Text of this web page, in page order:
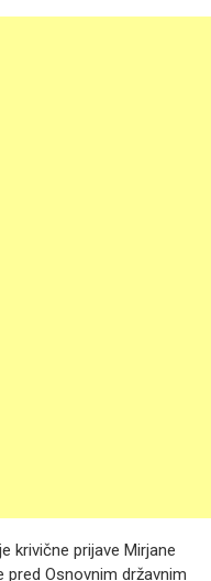
krivične prijave Mirjane
pred Osnovnim državnim